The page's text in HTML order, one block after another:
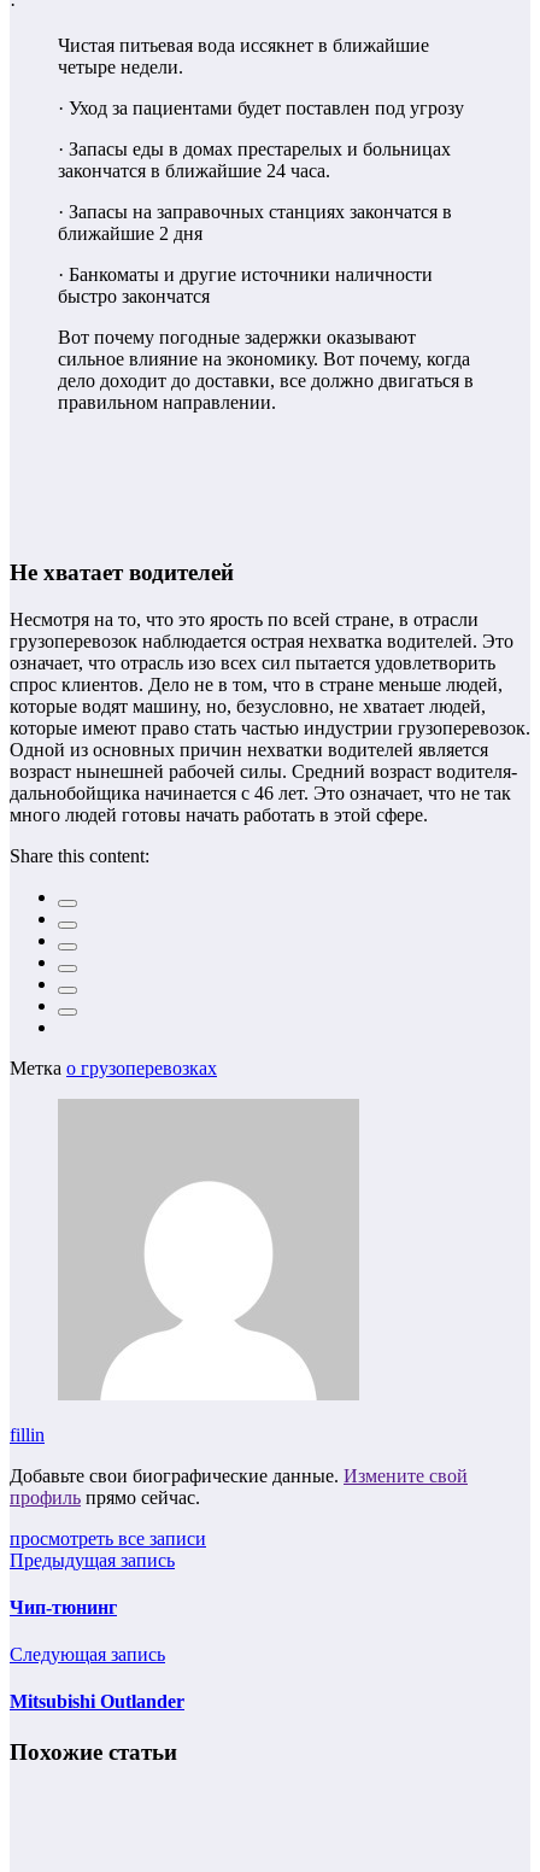
·
Чистая питьевая вода иссякнет в ближайшие
четыре недели.
· Уход за пациентами будет поставлен под угрозу
· Запасы еды в домах престарелых и больницах
закончатся в ближайшие 24 часа.
· Запасы на заправочных станциях закончатся в
ближайшие 2 дня
· Банкоматы и другие источники наличности
быстро закончатся
Вот почему погодные задержки оказывают
сильное влияние на экономику. Вот почему, когда
дело доходит до доставки, все должно двигаться в
правильном направлении.
Не хватает водителей
Несмотря на то, что это ярость по всей стране, в отрасли
грузоперевозок наблюдается острая нехватка водителей. Это
означает, что отрасль изо всех сил пытается удовлетворить
спрос клиентов. Дело не в том, что в стране меньше людей,
которые водят машину, но, безусловно, не хватает людей,
которые имеют право стать частью индустрии грузоперевозок.
Одной из основных причин нехватки водителей является
возраст нынешней рабочей силы. Средний возраст водителя-
дальнобойщика начинается с 46 лет. Это означает, что не так
много людей готовы начать работать в этой сфере.
Share this content:
Метка о грузоперевозках
fillin
Добавьте свои биографические данные. Измените свой
профиль прямо сейчас.
просмотреть все записи
Предыдущая запись
Чип-тюнинг
Следующая запись
Mitsubishi Outlander
Похожие статьи